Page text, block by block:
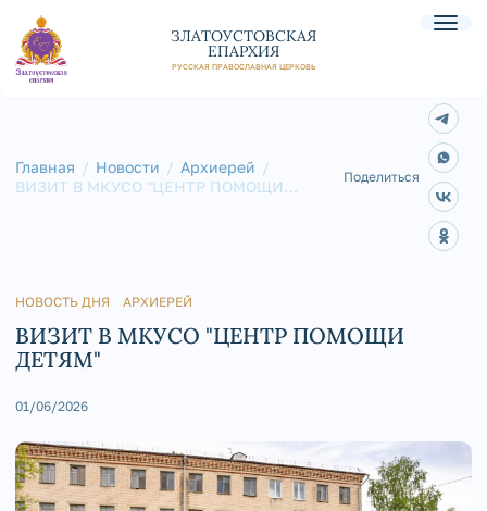
ЗЛАТОУСТОВСКАЯ
ЕПАРХИЯ
РУССКАЯ ПРАВОСЛАВНАЯ ЦЕРКОВЬ
Главная Новости
Архиерей
ВИЗИТ В МКУСО "ЦЕНТР ПОМОЩИ
Поделиться
НОВОСТЬ ДНЯ АРХИЕРЕЙ
ВИЗИТ В МКУСО "ЦЕНТР ПОМОЩИ
ДЕТЯМ"
01/06/2026